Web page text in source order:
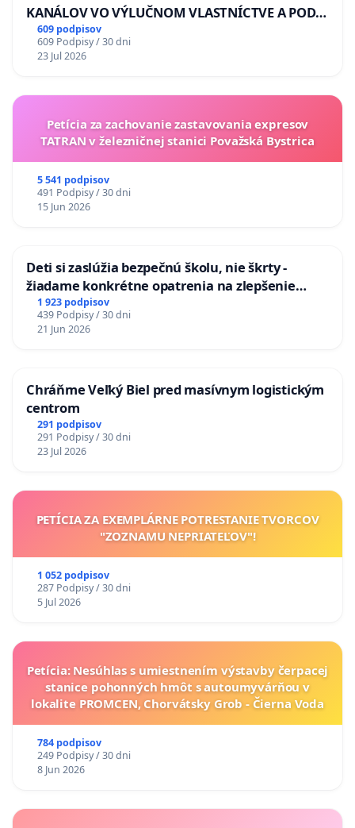
KANÁLOV VO VÝLUČNOM VLASTNÍCTVE A POD
KONTROLOU SLOVENSKEJ REPUBLIKY & žiadosť
na riešenie zanedbaného stavu závlahových a
odvodňovacích kanálov na Slovensku
609 podpisov
609 Podpisy / 30 dni
23 Jul 2026
Petícia za zachovanie zastavovania expresov
TATRAN v železničnej stanici Považská Bystrica
5 541 podpisov
491 Podpisy / 30 dni
15 Jun 2026
Deti si zaslúžia bezpečnú školu, nie škrty -
žiadame konkrétne opatrenia na zlepšenie
situácie v školstve
1 923 podpisov
439 Podpisy / 30 dni
21 Jun 2026
Chráňme Veľký Biel pred masívnym logistickým
centrom
291 podpisov
291 Podpisy / 30 dni
23 Jul 2026
PETÍCIA ZA EXEMPLÁRNE POTRESTANIE TVORCOV
"ZOZNAMU NEPRIATEĽOV"!
1 052 podpisov
287 Podpisy / 30 dni
5 Jul 2026
Petícia: Nesúhlas s umiestnením výstavby čerpacej
stanice pohonných hmôt s autoumyvárňou v
lokalite PROMCEN, Chorvátsky Grob - Čierna Voda
784 podpisov
249 Podpisy / 30 dni
8 Jun 2026